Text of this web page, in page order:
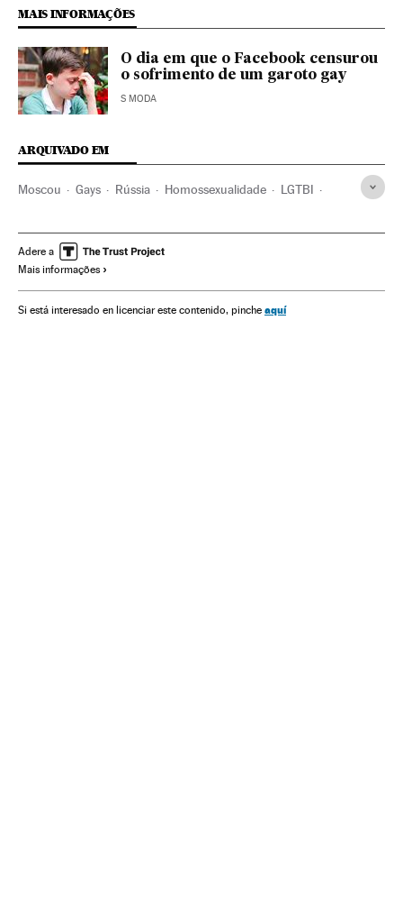
MAIS INFORMAÇÕES
O dia em que o Facebook censurou
o sofrimento de um garoto gay
S MODA
ARQUIVADO EM
Moscou Gays Rússia Homossexualidade LGTBI
Orientação sexual Sexualidade
Adere a
Mais informações
Si está interesado en licenciar este contenido, pinche aquí